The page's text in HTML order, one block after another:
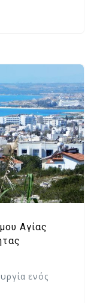
Αγίας
ενός